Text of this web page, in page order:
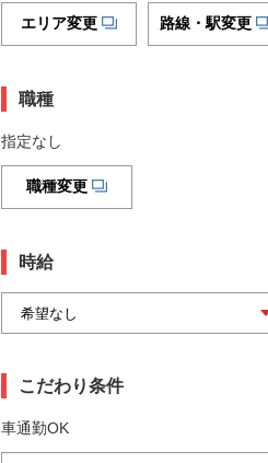
エリア変更 路線・駅変更
職種
指定なし
職種変更
時給
こだわり条件
車通勤OK